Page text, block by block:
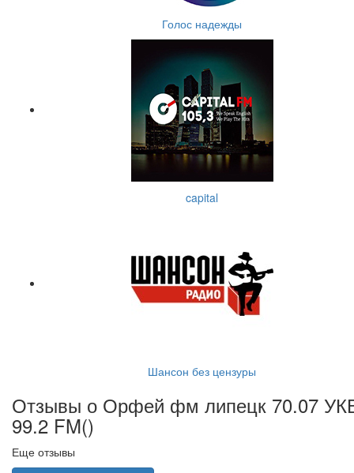
Голос надежды
capital
Шансон без цензуры
Отзывы о Орфей фм липецк 70.07
99.2 FM()
Еще отзывы